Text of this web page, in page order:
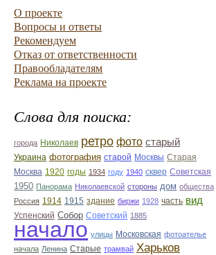
О проекте
Вопросы и ответы
Рекомендуем
Отказ от ответственности
Правообладателям
Реклама на проекте
Слова для поиска:
города Николаев ретро фото старый
Украина фотография старой Москвы Старая
Москва 1920 годы 1934 году 1940 сквер Советская
1950 Панорама Николаевской стороны дом общества
Россия 1914 1915 здание биржи 1928 часть вид
Успенский Собор Советский 1885
начало улицы Московская фотоателье
начала Ленина Старые трамвай Харьков